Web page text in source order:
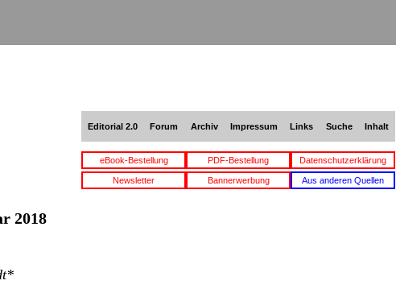
Editorial 2.0 Forum Archiv Impressum Links Suche Inhalt
eBook-Bestellung PDF-Bestellung Datenschutzerklärung
Newsletter Bannerwerbung Aus anderen Quellen
2018